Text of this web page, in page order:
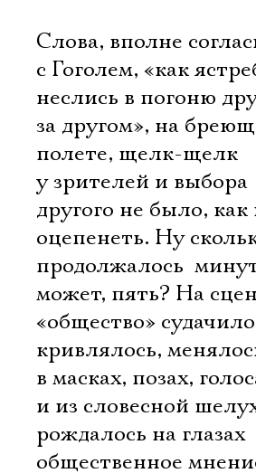
Слова, вполне
с Гоголем, «как
неслись в погоню
за другом», на
полете, щелк-щелк 
у зрителей и выбора
другого не было, как
оцепенеть. Ну
продолжалось 
может, пять? На
«общество»
кривлялось,
в масках, позах,
и из словесной
рождалось на глазах
общественное